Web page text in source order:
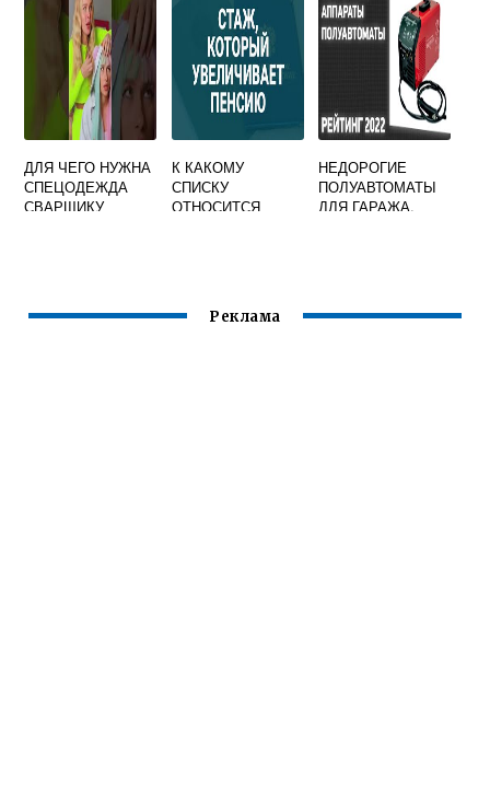
НАПЛАВКИ В
УГЛЕКИСЛОМ
ГАЗЕ
ДЛЯ ЧЕГО НУЖНА
СПЕЦОДЕЖДА
СВАРЩИКУ
К КАКОМУ
СПИСКУ
ОТНОСИТСЯ
НЕДОРОГИЕ
ПОЛУАВТОМАТЫ
ДЛЯ ГАРАЖА,
Реклама